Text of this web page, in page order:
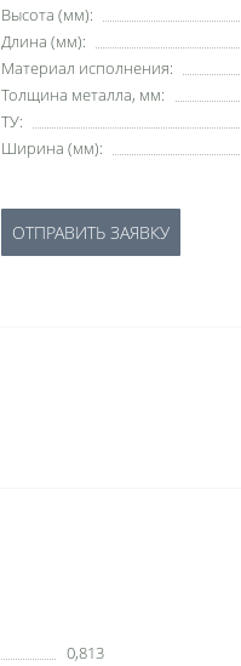
Высота (мм):
Длина (мм):
Материал исполнения:
Толщина металла, мм:
ТУ:
Ширина (мм):
ОТПРАВИТЬ ЗАЯВКУ
0,813